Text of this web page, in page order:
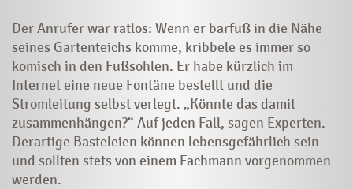
Der Anrufer war ratlos: Wenn er barfuß in die Nähe
seines Gartenteichs komme, kribbele es immer so
komisch in den Fuß­sohlen. Er habe kürzlich im
Internet eine neue Fontäne bestellt und die
Stromleitung selbst verlegt. „Könnte das damit
zusammenhängen?“ Auf jeden Fall, sagen Experten.
Derartige Basteleien können­ lebens­gefährlich sein
und sollten stets von einem Fachmann vor­genommen
werden.